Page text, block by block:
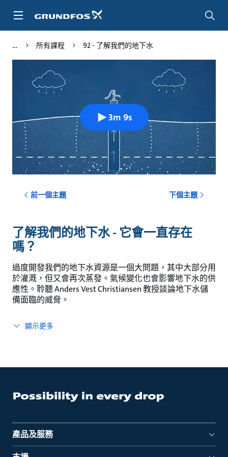
所有課程 92 - 了解我們的地下水
3m 9s
前一個主題 下個主題
了解我們的地下水 - 它會一直存在
嗎？
過度開發我們的地下水資源是一個大問題，其中大部分用
於灌溉，但又會再次蒸發。氣候變化也會影響地下水的供
應性。聆聽 Anders Vest Christiansen 教授談論地下水儲
備面臨的威脅。
顯示更多
產品及服務